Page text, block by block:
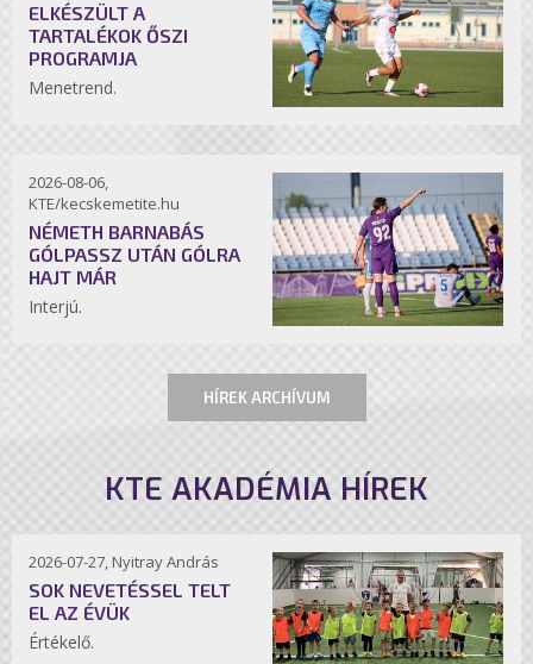
ELKÉSZÜLT A
TARTALÉKOK ŐSZI
PROGRAMJA
Menetrend.
2026-08-06,
KTE/kecskemetite.hu
NÉMETH BARNABÁS
GÓLPASSZ UTÁN GÓLRA
HAJT MÁR
Interjú.
HÍREK ARCHÍVUM
KTE AKADÉMIA HÍREK
2026-07-27, Nyitray András
SOK NEVETÉSSEL TELT
EL AZ ÉVÜK
Értékelő.